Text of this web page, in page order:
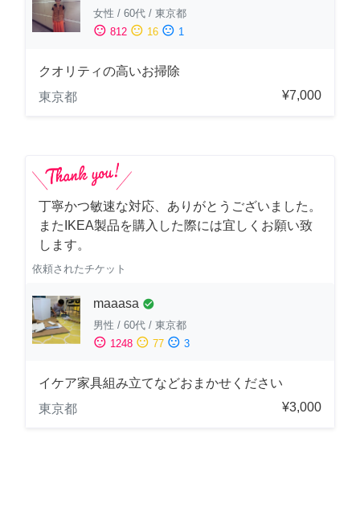
女性 / 60代 / 東京都
sentiment_satisfied 812 sentiment_neutral 16 sentiment_dissatisfied 1
クオリティの高いお掃除
東京都
¥7,000
丁寧かつ敏速な対応、ありがとうございました。
またIKEA製品を購入した際には宜しくお願い致
します。
依頼されたチケット
maaasa check_circle
男性 / 60代 / 東京都
sentiment_satisfied 1248 sentiment_neutral 77 sentiment_dissatisfied 3
イケア家具組み立てなどおまかせください
東京都
¥3,000